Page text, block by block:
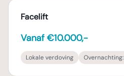
Facelift
Vanaf €10.000,-
Lokale verdoving Overnachting: